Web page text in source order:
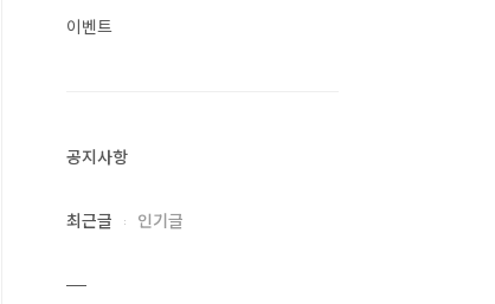
이벤트
공지사항
최근글 인기글